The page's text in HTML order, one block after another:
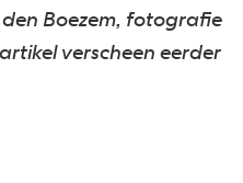
Boezem, fotografie
verscheen eerder